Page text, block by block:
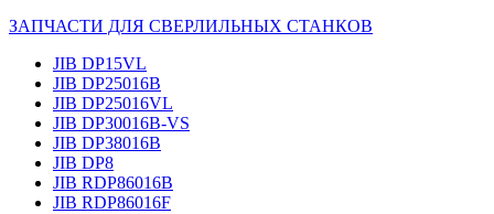
ЗАПЧАСТИ ДЛЯ СВЕРЛИЛЬНЫХ СТАНКОВ
JIB DP15VL
JIB DP25016B
JIB DP25016VL
JIB DP30016B-VS
JIB DP38016B
JIB DP8
JIB RDP86016B
JIB RDP86016F